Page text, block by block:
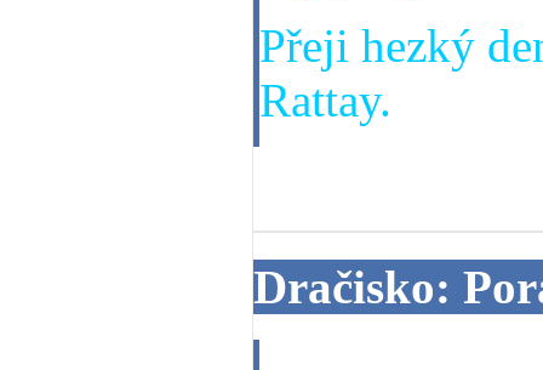
Přeji hezký
Rattay.
Dračisko: